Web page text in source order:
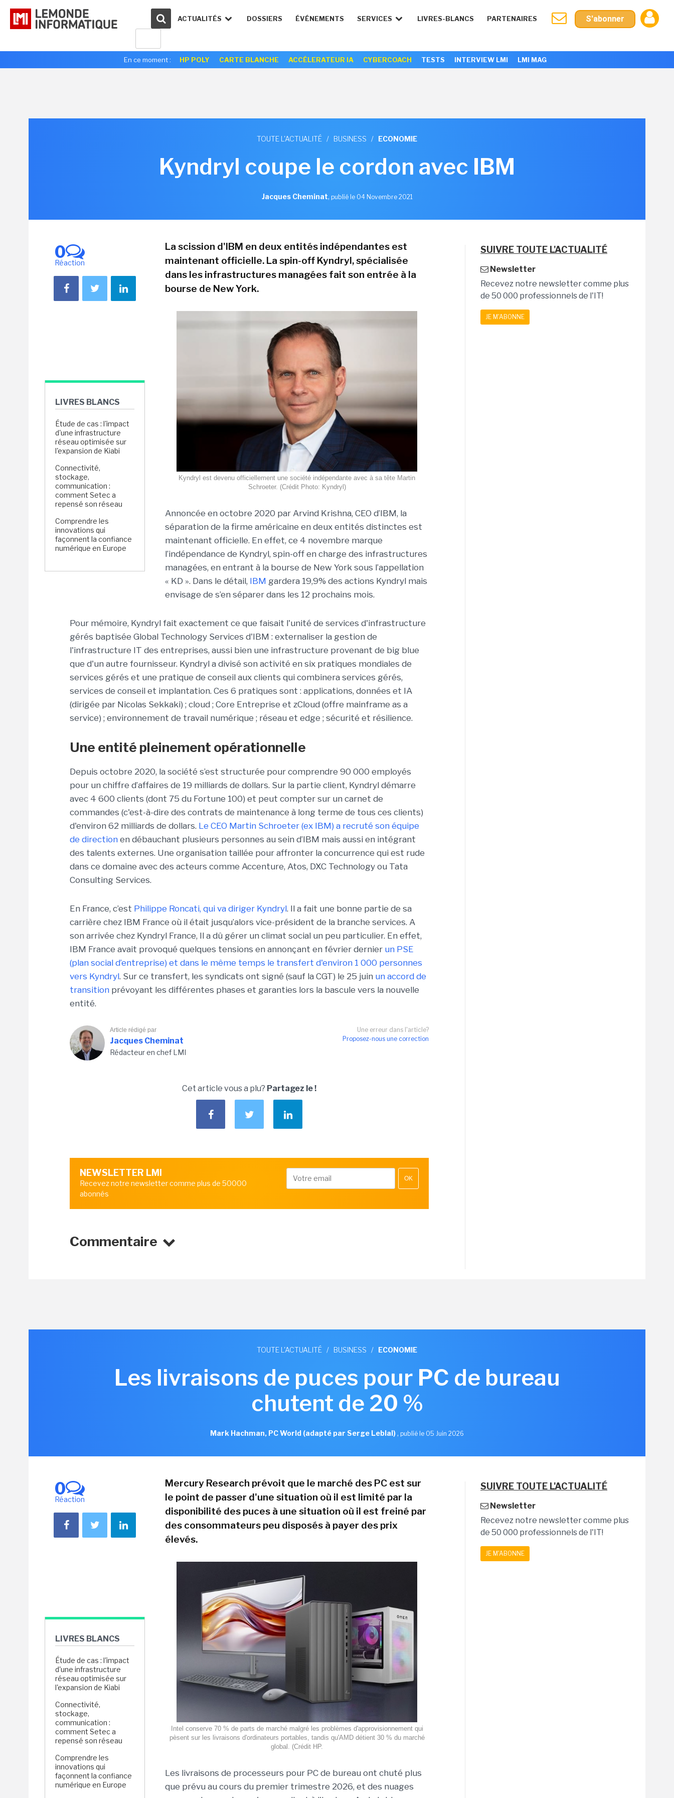
ACTUALITÉS DOSSIERS ÉVÉNEMENTS SERVICES LIVRES-BLANCS PARTENAIRES S'abonner
En ce moment : HP POLY CARTE BLANCHE ACCÉLERATEUR IA CYBERCOACH TESTS INTERVIEW LMI LMI MAG
TOUTE L'ACTUALITÉ / BUSINESS / ECONOMIE
Kyndryl coupe le cordon avec IBM
Jacques Cheminat, publié le 04 Novembre 2021
0
Réaction
LIVRES BLANCS
Étude de cas : l'impact
d'une infrastructure
réseau optimisée sur
l'expansion de Kiabi
Connectivité,
stockage,
communication :
comment Setec a
repensé son réseau
Comprendre les
innovations qui
façonnent la confiance
numérique en Europe
La scission d'IBM en deux entités indépendantes est
maintenant officielle. La spin-off Kyndryl, spécialisée
dans les infrastructures managées fait son entrée à la
bourse de New York.
Kyndryl est devenu officiellement une société indépendante avec à sa tête Martin
Schroeter. (Crédit Photo: Kyndryl)
Annoncée en octobre 2020 par Arvind Krishna, CEO d’IBM, la
séparation de la firme américaine en deux entités distinctes est
maintenant officielle. En effet, ce 4 novembre marque
l’indépendance de Kyndryl, spin-off en charge des infrastructures
managées, en entrant à la bourse de New York sous l’appellation
« KD ». Dans le détail, IBM gardera 19,9% des actions Kyndryl mais
envisage de s’en séparer dans les 12 prochains mois.
Pour mémoire, Kyndryl fait exactement ce que faisait l'unité de services d'infrastructure
gérés baptisée Global Technology Services d'IBM : externaliser la gestion de
l'infrastructure IT des entreprises, aussi bien une infrastructure provenant de big blue
que d'un autre fournisseur. Kyndryl a divisé son activité en six pratiques mondiales de
services gérés et une pratique de conseil aux clients qui combinera services gérés,
services de conseil et implantation. Ces 6 pratiques sont : applications, données et IA
(dirigée par Nicolas Sekkaki) ; cloud ; Core Entreprise et zCloud (offre mainframe as a
service) ; environnement de travail numérique ; réseau et edge ; sécurité et résilience.
Une entité pleinement opérationnelle
Depuis octobre 2020, la société s’est structurée pour comprendre 90 000 employés
pour un chiffre d’affaires de 19 milliards de dollars. Sur la partie client, Kyndryl démarre
avec 4 600 clients (dont 75 du Fortune 100) et peut compter sur un carnet de
commandes (c'est-à-dire des contrats de maintenance à long terme de tous ces clients)
d'environ 62 milliards de dollars. Le CEO Martin Schroeter (ex IBM) a recruté son équipe
de direction en débauchant plusieurs personnes au sein d’IBM mais aussi en intégrant
des talents externes. Une organisation taillée pour affronter la concurrence qui est rude
dans ce domaine avec des acteurs comme Accenture, Atos, DXC Technology ou Tata
Consulting Services.
En France, c’est Philippe Roncati, qui va diriger Kyndryl. Il a fait une bonne partie de sa
carrière chez IBM France où il était jusqu’alors vice-président de la branche services. A
son arrivée chez Kyndryl France, Il a dû gérer un climat social un peu particulier. En effet,
IBM France avait provoqué quelques tensions en annonçant en février dernier un PSE
(plan social d’entreprise) et dans le même temps le transfert d'environ 1 000 personnes
vers Kyndryl. Sur ce transfert, les syndicats ont signé (sauf la CGT) le 25 juin un accord de
transition prévoyant les différentes phases et garanties lors la bascule vers la nouvelle
entité.
Une erreur dans l'article?
Proposez-nous une correction
Article rédigé par
Jacques Cheminat
Rédacteur en chef LMI
Cet article vous a plu? Partagez le !
NEWSLETTER LMI
Recevez notre newsletter comme plus de 50000
abonnés
OK
Commentaire
SUIVRE TOUTE L'ACTUALITÉ
Newsletter
Recevez notre newsletter comme plus
de 50 000 professionnels de l'IT!
JE M'ABONNE
TOUTE L'ACTUALITÉ / BUSINESS / ECONOMIE
Les livraisons de puces pour PC de bureau
chutent de 20 %
Mark Hachman, PC World (adapté par Serge Leblal), publié le 05 Juin 2026
0
Réaction
LIVRES BLANCS
Étude de cas : l'impact
d'une infrastructure
réseau optimisée sur
l'expansion de Kiabi
Connectivité,
stockage,
communication :
comment Setec a
repensé son réseau
Comprendre les
innovations qui
façonnent la confiance
numérique en Europe
Mercury Research prévoit que le marché des PC est sur
le point de passer d'une situation où il est limité par la
disponibilité des puces à une situation où il est freiné par
des consommateurs peu disposés à payer des prix
élevés.
Intel conserve 70 % de parts de marché malgré les problèmes d'approvisionnement qui
pèsent sur les livraisons d'ordinateurs portables, tandis qu'AMD détient 30 % du marché
global. (Crédit HP.
Les livraisons de processeurs pour PC de bureau ont chuté plus
que prévu au cours du premier trimestre 2026, et des nuages
SUIVRE TOUTE L'ACTUALITÉ
Newsletter
Recevez notre newsletter comme plus
de 50 000 professionnels de l'IT!
JE M'ABONNE